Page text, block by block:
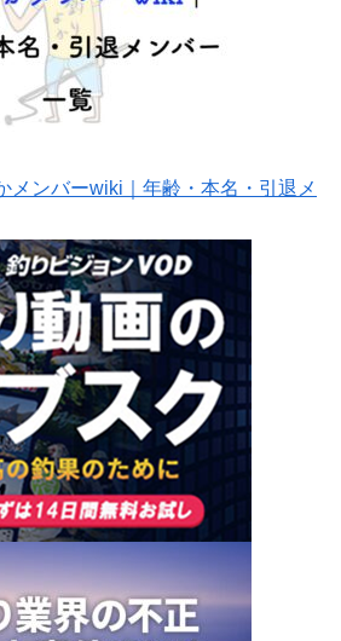
メンバーwiki｜年齢・本名・引退メ